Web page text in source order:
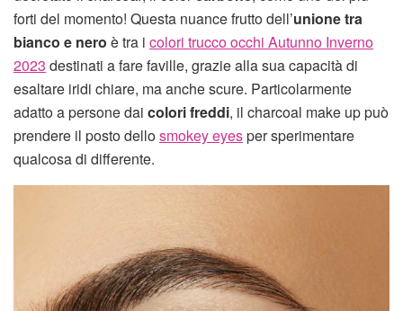
forti del momento! Questa nuance frutto dell’unione tra
bianco e nero è tra i colori trucco occhi Autunno Inverno
2023 destinati a fare faville, grazie alla sua capacità di
esaltare iridi chiare, ma anche scure. Particolarmente
adatto a persone dai colori freddi, il charcoal make up può
prendere il posto dellosmokey eyesper sperimentare
qualcosa di differente.